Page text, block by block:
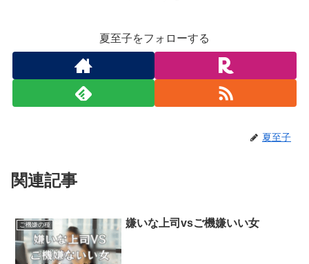
夏至子をフォローする
夏至子
関連記事
ご機嫌の種 嫌いな上司vsご機嫌いい女